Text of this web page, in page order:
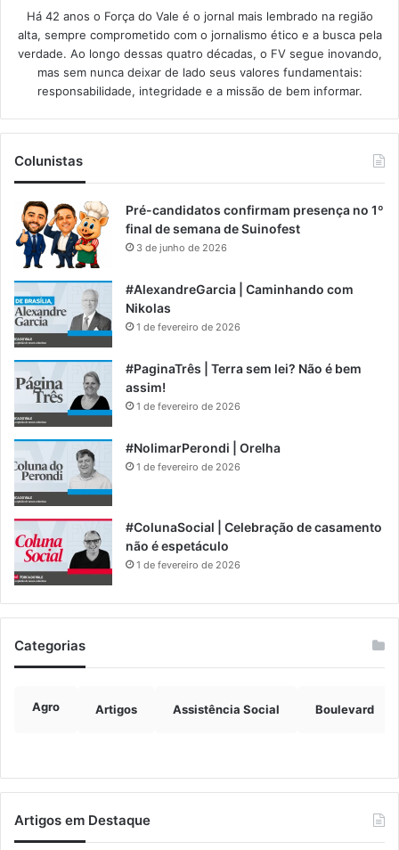
Há 42 anos o Força do Vale é o jornal mais lembrado na região
alta, sempre comprometido com o jornalismo ético e a busca pela
verdade. Ao longo dessas quatro décadas, o FV segue inovando,
mas sem nunca deixar de lado seus valores fundamentais:
responsabilidade, integridade e a missão de bem informar.​
Colunistas
Pré-candidatos confirmam presença no 1º
final de semana de Suinofest
3 de junho de 2026
#AlexandreGarcia | Caminhando com
Nikolas
1 de fevereiro de 2026
#PaginaTrês | Terra sem lei? Não é bem
assim!
1 de fevereiro de 2026
#NolimarPerondi | Orelha
1 de fevereiro de 2026
#ColunaSocial | Celebração de casamento
não é espetáculo
1 de fevereiro de 2026
Categorias
Agro Artigos Assistência Social Boulevard
Artigos em Destaque